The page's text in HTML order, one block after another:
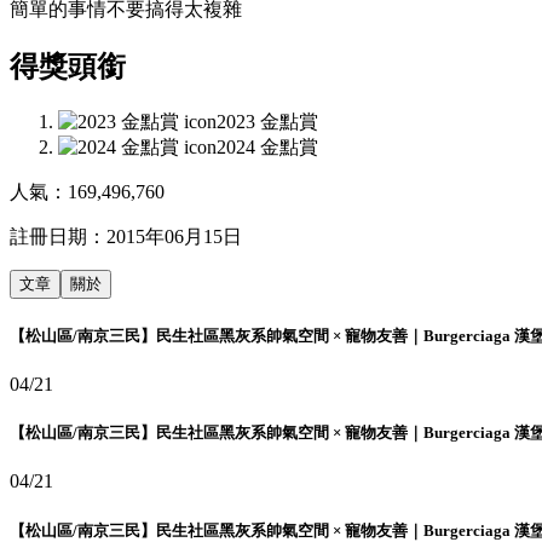
簡單的事情不要搞得太複雜
得獎頭銜
2023 金點賞
2024 金點賞
人氣： 169,496,760
註冊日期： 2015年06月15日
文章 關於
【松山區/南京三民】民生社區黑灰系帥氣空間 × 寵物友善｜Burgerciaga 漢
04/21
【松山區/南京三民】民生社區黑灰系帥氣空間 × 寵物友善｜Burgerciaga 漢
04/21
【松山區/南京三民】民生社區黑灰系帥氣空間 × 寵物友善｜Burgerciaga 漢